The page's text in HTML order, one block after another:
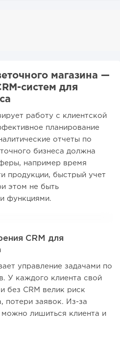
магазина —
систем для
работу с клиентской
планирование
отчеты по
бизнеса должна
например время
продукции, быстрый учет
этом не быть
функциями.
CRM для
управление задачами по
У каждого клиента свой
без CRM велик риск
потери заявок. Из-за
лишиться клиента и